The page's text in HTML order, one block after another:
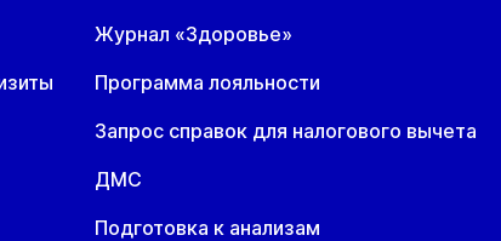
Журнал «Здоровье»
Программа лояльности
Запрос справок для налогового вычета
ДМС
Подготовка к анализам